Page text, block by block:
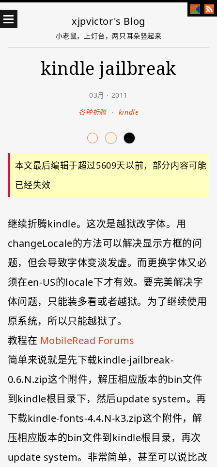
xjpvictor's Blog
小老鼠，上灯台，两只耳朵竖起来
kindle jailbreak
03月 · 2011
各种折腾 · kindle
本文最后编辑于超过5609天以前，部分内容可能
已经失效
继续折腾kindle。这次是越狱改字体。用
changeLocale的方法可以解决显示方框的问
题，但会导致字体变淡发虚。而更换字体又必
须在en-US的locale下才有效。要完美解决字
体问题，只能装多看或者越狱。为了继续使用
原系统，所以只能越狱了。
教程在 MobileRead Forums
简单来说就是先下载kindle-jailbreak-
0.6.N.zip这个附件，解压相应版本的bin文件
到kindle根目录下，然后update system。再
下载kindle-fonts-4.4.N-k3.zip这个附件，解
压相应版本的bin文件到kindle根目录，再次
update system。非常简单，甚至可以说比改